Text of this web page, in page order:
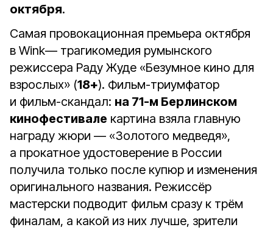
октября.
Самая провокационная премьера октября
в Wink— трагикомедия румынского
режиссера Раду Жуде «Безумное кино для
взрослых» (18+). Фильм-триумфатор
и фильм-скандал: на 71-м Берлинском
кинофестивале картина взяла главную
награду жюри — «Золотого медведя»,
а прокатное удостоверение в России
получила только после купюр и изменения
оригинального названия. Режиссёр
мастерски подводит фильм сразу к трём
финалам, а какой из них лучше, зрители